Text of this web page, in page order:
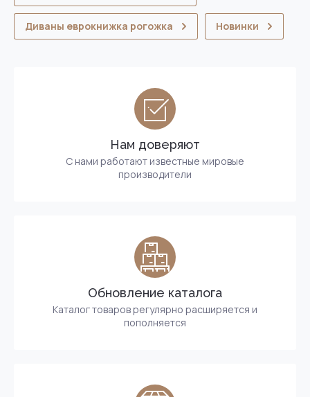
Диваны еврокнижка рогожка Новинки
Нам доверяют
С нами работают известные мировые
производители
Обновление каталога
Каталог товаров регулярно расширяется и
пополняется